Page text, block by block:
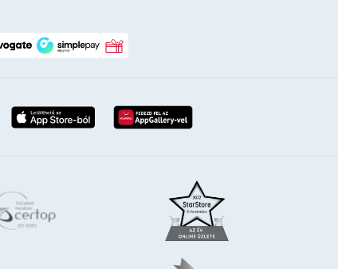
Rossmann ajándékkártya
letöltés a google-play-rölletöltés az app-store-bólletöltés huawei app-